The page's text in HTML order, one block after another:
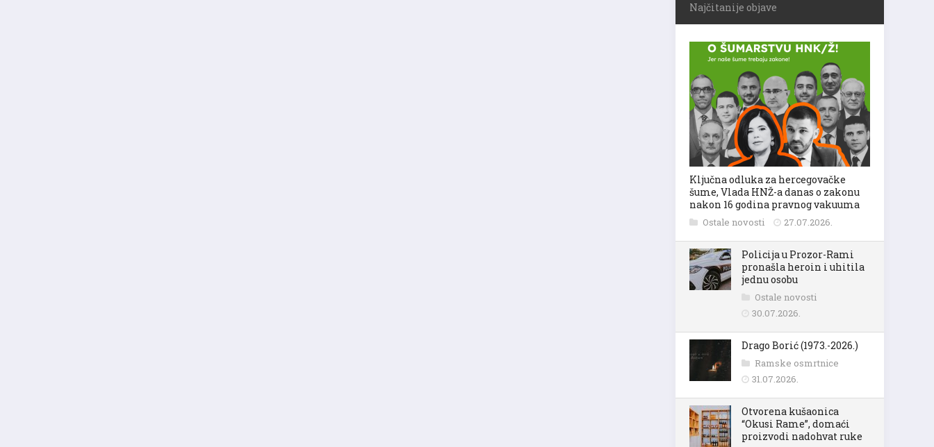
Najčitanije objave
Ključna odluka za hercegovačke
šume, Vlada HNŽ-a danas o zakonu
nakon 16 godina pravnog vakuuma
Ostale novosti 27.07.2026.
Policija u Prozor-Rami
pronašla heroin i uhitila
jednu osobu
Ostale novosti
30.07.2026.
Drago Borić (1973.-2026.)
Ramske osmrtnice
31.07.2026.
Otvorena kušaonica
“Okusi Rame”, domaći
proizvodi nadohvat ruke